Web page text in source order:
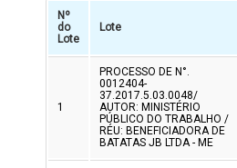
Nº
do
Lote
Lote
1
PROCESSO DE N°.
0012404-
37.2017.5.03.0048/
AUTOR: MINISTÉRIO
PÚBLICO DO TRABALHO /
RÉU: BENEFICIADORA DE
BATATAS JB LTDA - ME